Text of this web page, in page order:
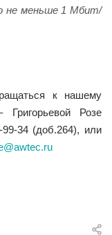
не меньше 1 Мбит/
к нашему
Григорьевой Розе
34 (доб.264), или